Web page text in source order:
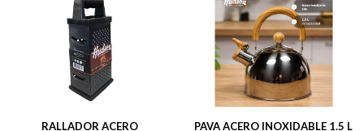
RALLADOR ACERO
PAVA ACERO INOXIDABLE 1.5 L